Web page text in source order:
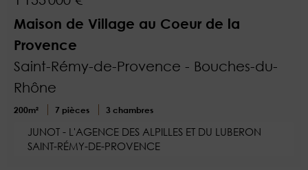
Maison de Village au Coeur de la
Provence
Saint-Rémy-de-Provence - Bouches-du-
Rhône
200m² 7 pièces 3 chambres
JUNOT - L'AGENCE DES ALPILLES ET DU LUBERON
SAINT-RÉMY-DE-PROVENCE